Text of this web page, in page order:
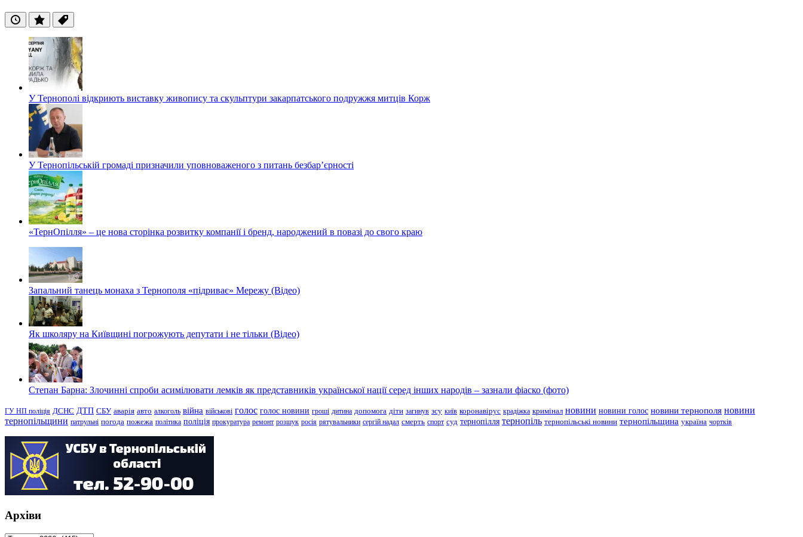
ОстанніПопулярні
Теги
У Тернополі відкриють виставку живопису та скульптури закарпатського подружжя митців Корж
У Тернопільській громаді призначили уповноваженого з питань безбар’єрності
«ТернОпілля» – це нова сторінка розвитку компанії і бренд, народжений в повазі до свого краю
Запальний танець монаха з Тернополя «підриває» Мережу (Відео)
Як школяру на Київщині погрожують депутати і не тільки (Відео)
Степан Барна: Злочинні спроби асимілювати лемків як представників української нації серед інших народів – зазнали фіаско (фото)
ГУ НП поліція ДСНС ДТП СБУ аварія авто алкоголь війна військові голос голос новини гроші дитина допомога діти загинув зсу київ коронавірус крадіжка кримінал новини новини голос новини тернополя новини
тернопільщини патрульні погода пожежа політика поліція прокуратура ремонт розшук росія рятувальники сергій надал смерть спорт суд тернопілля тернопіль тернопільські новини тернопільщина україна чортків
Архіви